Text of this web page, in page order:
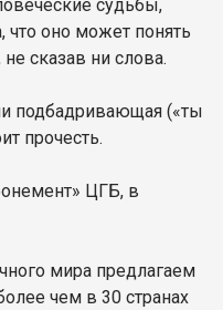
судьбы,
что оно может понять
сказав ни слова.
подбадривающая («ты
прочесть.
ЦГБ, в
мира предлагаем
чем в 30 странах